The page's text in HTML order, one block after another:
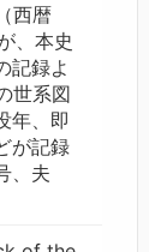
西暦
、本史
記録よ
世系図
年、即
が記録
、夫